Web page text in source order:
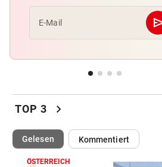
WARNUNG FÜR LUFTFAHRT vor
Vulkan Ätna auf Sizilien kurz
NACHFRAGE STEIGT
Abnehmspritzen
HILFE KAM ZU SPÄT
Wien: 55-Jähriger bei
Wohnungsbrand gestorben
E-Mail
TOP 3 chevron_right
Gelesen(ausgewählt)Kommentiert
ÖSTERREICH